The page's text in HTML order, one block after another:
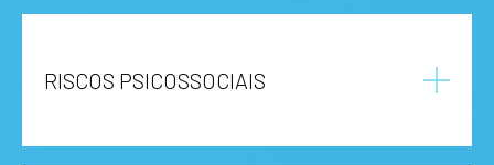
RISCOS PSICOSSOCIAIS